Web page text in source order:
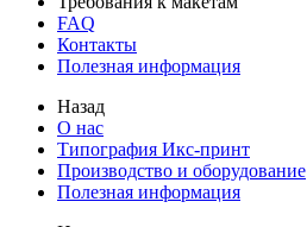
FAQ
Контакты
Полезная информация
Назад
О нас
Типография Икс-принт
Производство и оборудование
Полезная информация